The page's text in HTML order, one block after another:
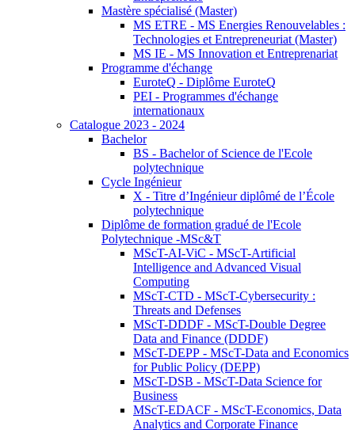
Mastère spécialisé (Master)
MS ETRE - MS Energies Renouvelables :
Technologies et Entrepreneuriat (Master)
MS IE - MS Innovation et Entreprenariat
Programme d'échange
EuroteQ - Diplôme EuroteQ
PEI - Programmes d'échange
internationaux
Catalogue 2023 - 2024
Bachelor
BS - Bachelor of Science de l'Ecole
polytechnique
Cycle Ingénieur
X - Titre d’Ingénieur diplômé de l’École
polytechnique
Diplôme de formation gradué de l'Ecole
Polytechnique -MSc&T
MScT-AI-ViC - MScT-Artificial
Intelligence and Advanced Visual
Computing
MScT-CTD - MScT-Cybersecurity :
Threats and Defenses
MScT-DDDF - MScT-Double Degree
Data and Finance (DDDF)
MScT-DEPP - MScT-Data and Economics
for Public Policy (DEPP)
MScT-DSB - MScT-Data Science for
Business
MScT-EDACF - MScT-Economics, Data
Analytics and Corporate Finance